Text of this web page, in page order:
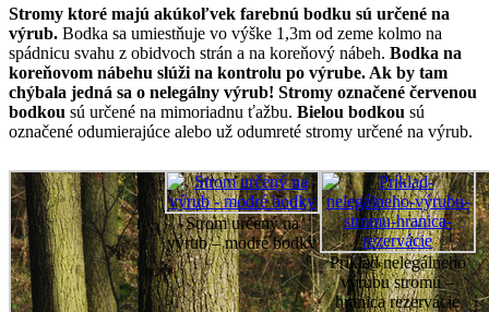
Stromy ktoré majú akúkoľvek farebnú bodku sú určené na
výrub. Bodka sa umiestňuje vo výške 1,3m od zeme kolmo na
spádnicu svahu z obidvoch strán a na koreňový nábeh. Bodka na
koreňovom nábehu slúži na kontrolu po výrube. Ak by tam
chýbala jedná sa o nelegálny výrub! Stromy označené červenou
bodkou sú určené na mimoriadnu ťažbu. Bielou bodkou sú
označené odumierajúce alebo už odumreté stromy určené na výrub.
Strom určený na
výrub – modré bodky
Príklad nelegálneho
výrubu stromu –
hranica rezervácie